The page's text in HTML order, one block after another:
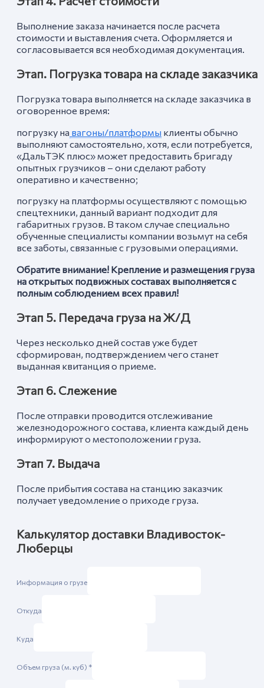
Выполнение заказа начинается после расчета
стоимости и выставления счета. Оформляется и
согласовывается вся необходимая документация.
Этап. Погрузка товара на складе заказчика
Погрузка товара выполняется на складе заказчика в
оговоренное время:
погрузку на вагоны/платформы клиенты обычно
выполняют самостоятельно, хотя, если потребуется,
«ДальТЭК плюс» может предоставить бригаду
опытных грузчиков – они сделают работу
оперативно и качественно;
погрузку на платформы осуществляют с помощью
спецтехники, данный вариант подходит для
габаритных грузов. В таком случае специально
обученные специалисты компании возьмут на себя
все заботы, связанные с грузовыми операциями.
Обратите внимание! Крепление и размещения груза
на открытых подвижных составах выполняется с
полным соблюдением всех правил!
Этап 5. Передача груза на Ж/Д
Через несколько дней состав уже будет
сформирован, подтверждением чего станет
выданная квитанция о приеме.
Этап 6. Слежение
После отправки проводится отслеживание
железнодорожного состава, клиента каждый день
информируют о местоположении груза.
Этап 7. Выдача
После прибытия состава на станцию заказчик
получает уведомление о приходе груза.
Калькулятор доставки Владивосток-
Люберцы
Информация о грузе
Откуда
Куда
Объем груза (м. куб) *